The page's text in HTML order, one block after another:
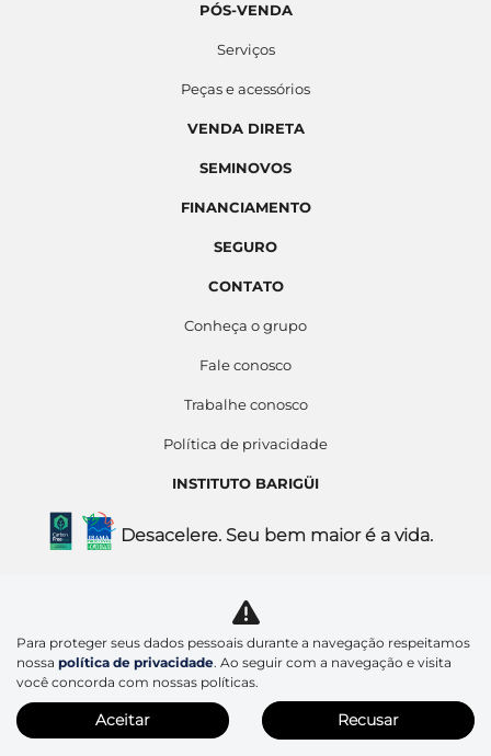
PÓS-VENDA
Serviços
Peças e acessórios
VENDA DIRETA
SEMINOVOS
FINANCIAMENTO
SEGURO
CONTATO
Conheça o grupo
Fale conosco
Trabalhe conosco
Política de privacidade
INSTITUTO BARIGÜI
Desacelere. Seu bem maior é a vida.
Barigui Asia Comercio de Veiculos Ltda
12.348.206/0003-58
Desenvolvido pela DEALERSPACE ® Direitos Reservados.
Para proteger seus dados pessoais durante a navegação respeitamos
nossa política de privacidade. Ao seguir com a navegação e visita
você concorda com nossas políticas.
Aceitar Recusar